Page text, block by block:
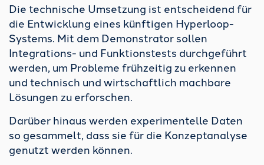
Die technische Umsetzung ist entscheidend für
die Entwicklung eines künftigen Hyperloop-
Systems. Mit dem Demonstrator sollen
Integrations- und Funktionstests durchgeführt
werden, um Probleme frühzeitig zu erkennen
und technisch und wirtschaftlich machbare
Lösungen zu erforschen.
Darüber hinaus werden experimentelle Daten
so gesammelt, dass sie für die Konzeptanalyse
genutzt werden können.